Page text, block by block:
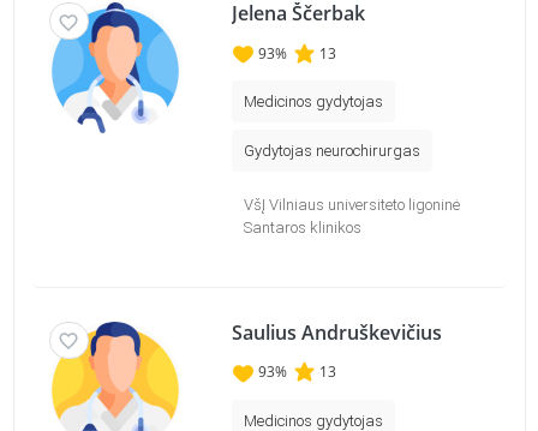
Jelena Ščerbak
93% 13
Medicinos gydytojas
Gydytojas neurochirurgas
VšĮ Vilniaus universiteto ligoninė
Santaros klinikos
Saulius Andruškevičius
93% 13
Medicinos gydytojas